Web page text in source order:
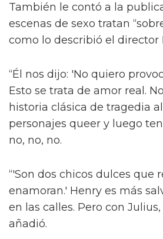
También le contó a la
escenas de sexo tratan
como lo describió el director
“Él nos dijo: 'No quiero
Esto se trata de amor real.
historia clásica de tragedia
personajes queer y luego
no, no, no.
“'Son dos chicos dulces que
enamoran.' Henry es más
en las calles. Pero con
añadió.